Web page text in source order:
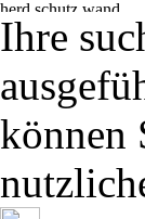
Ihre
können